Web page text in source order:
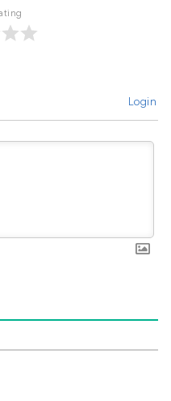
Login